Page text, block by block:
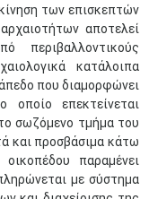
των επισκεπτών
αποτελεί
περιβαλλοντικούς
κατάλοιπα
που διαμορφώνει
επεκτείνεται
σωζόμενο τμήμα του
και προσβάσιμα κάτω
παραμένει
με σύστημα